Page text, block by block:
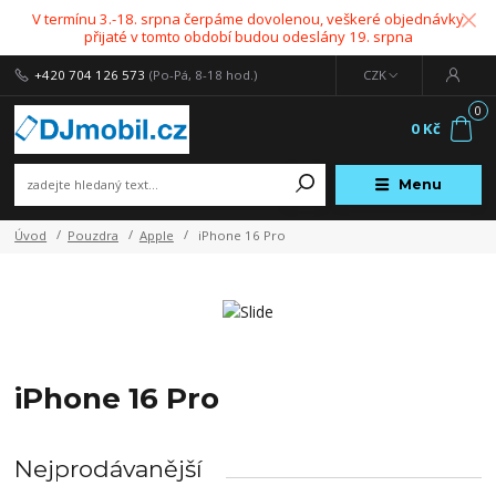
V termínu 3.-18. srpna čerpáme dovolenou, veškeré objednávky
přijaté v tomto období budou odeslány 19. srpna
Menu
CZK
+420 704 126 573 (Po-Pá, 8-18 hod.)
0
0 Kč
Úvod Pouzdra Apple iPhone 16 Pro
iPhone 16 Pro
Nejprodávanější